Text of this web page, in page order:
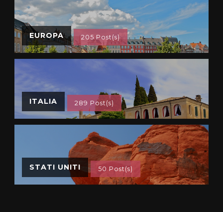
EUROPA 205 Post(s)
ITALIA 289 Post(s)
STATI UNITI 50 Post(s)